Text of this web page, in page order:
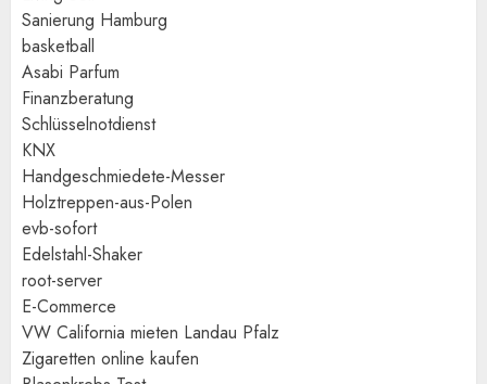
Sanierung Hamburg
basketball
Asabi Parfum
Finanzberatung
Schlüsselnotdienst
KNX
Handgeschmiedete-Messer
Holztreppen-aus-Polen
evb-sofort
Edelstahl-Shaker
root-server
E-Commerce
VW California mieten Landau Pfalz
Zigaretten online kaufen